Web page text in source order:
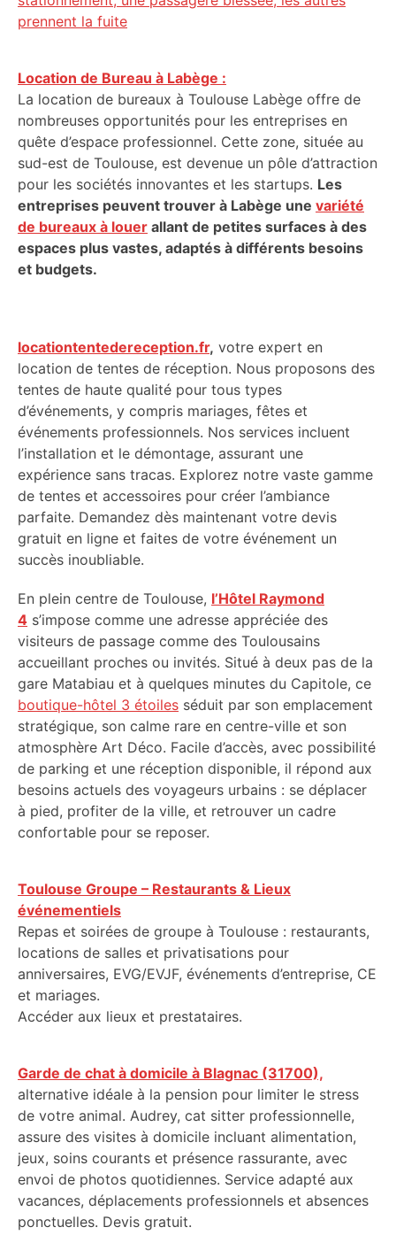
prennent la fuite
Location de Bureau à Labège :
La location de bureaux à Toulouse Labège offre de
nombreuses opportunités pour les entreprises en
quête d’espace professionnel. Cette zone, située au
sud-est de Toulouse, est devenue un pôle d’attraction
pour les sociétés innovantes et les startups. Les
entreprises peuvent trouver à Labège une variété
de bureaux à louer allant de petites surfaces à des
espaces plus vastes, adaptés à différents besoins
et budgets.
locationtentedereception.fr, votre expert en
location de tentes de réception. Nous proposons des
tentes de haute qualité pour tous types
d’événements, y compris mariages, fêtes et
événements professionnels. Nos services incluent
l’installation et le démontage, assurant une
expérience sans tracas. Explorez notre vaste gamme
de tentes et accessoires pour créer l’ambiance
parfaite. Demandez dès maintenant votre devis
gratuit en ligne et faites de votre événement un
succès inoubliable.
En plein centre de Toulouse, l’Hôtel Raymond
4 s’impose comme une adresse appréciée des
visiteurs de passage comme des Toulousains
accueillant proches ou invités. Situé à deux pas de la
gare Matabiau et à quelques minutes du Capitole, ce
boutique-hôtel 3 étoiles séduit par son emplacement
stratégique, son calme rare en centre-ville et son
atmosphère Art Déco. Facile d’accès, avec possibilité
de parking et une réception disponible, il répond aux
besoins actuels des voyageurs urbains : se déplacer
à pied, profiter de la ville, et retrouver un cadre
confortable pour se reposer.
Toulouse Groupe – Restaurants & Lieux
événementiels
Repas et soirées de groupe à Toulouse : restaurants,
locations de salles et privatisations pour
anniversaires, EVG/EVJF, événements d’entreprise, CE
et mariages.
Accéder aux lieux et prestataires.
Garde de chat à domicile à Blagnac (31700),
alternative idéale à la pension pour limiter le stress
de votre animal. Audrey, cat sitter professionnelle,
assure des visites à domicile incluant alimentation,
jeux, soins courants et présence rassurante, avec
envoi de photos quotidiennes. Service adapté aux
vacances, déplacements professionnels et absences
ponctuelles. Devis gratuit.